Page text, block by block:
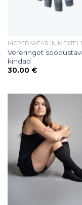
INCREDIWEAR
Vereringet
kindad
30.00 €